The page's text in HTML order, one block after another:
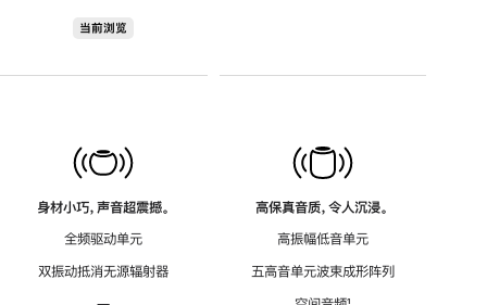
当前浏览
身材小巧，声音超震撼。
全频驱动单元
双振动抵消无源辐射器
高保真音质，令人沉浸。
高振幅低音单元
五高音单元波束成形阵列